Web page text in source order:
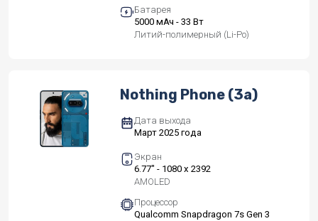
Батарея
5000 мАч - 33 Вт
Литий-полимерный (Li-Po)
Nothing Phone (3a)
Дата выхода
Март 2025 года
Экран
6.77" - 1080 x 2392
AMOLED
Процессор
Qualcomm Snapdragon 7s Gen 3